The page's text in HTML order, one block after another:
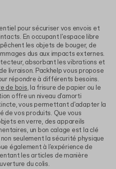
pour sécuriser vos envois et
En occupant l'espace libre
les objets de bouger, de
dus aux impacts externes.
absorbant les vibrations et
livraison. Packhelp vous propose
répondre à différents besoins.
de bois, la frisure de papier ou le
offre un niveau d'amorti
vous permettant d'adapter la
de vos produits. Que vous
en verre, des appareils
un bon calage est la clé
seulement la sécurité physique
également à l'expérience de
les articles de manière
du colis.